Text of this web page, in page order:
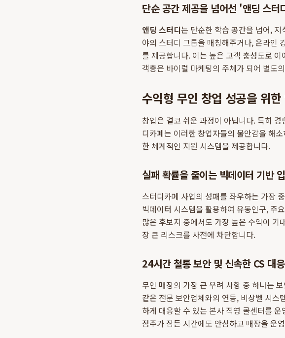
단순 공간 제공을 넘어선 '앤딩 스터
앤딩 스터디는 단순한 학습 공간을 넘어,
야의 스터디 그룹을 매칭해주거나, 온라인
를 제공합니다. 이는 높은 고객 충성도로
객층은 바이럴 마케팅의 주체가 되어 별도
수익형 무인 창업 성공을 위
창업은 결코 쉬운 과정이 아닙니다. 특히
디카페는 이러한 창업자들의 불안감을 해
한 체계적인 지원 시스템을 제공합니다.
실패 확률을 줄이는 빅데이터 기반
스터디카페 사업의 성패를 좌우하는 가장
빅데이터 시스템을 활용하여 유동인구, 주
많은 후보지 중에서도 가장 높은 수익이
장 큰 리스크를 사전에 차단합니다.
24시간 철통 보안 및 신속한 CS 대
무인 매장의 가장 큰 우려 사항 중 하나는
같은 전문 보안업체와의 연동, 비상벨 시
하게 대응할 수 있는 본사 직영 콜센터를
점주가 잠든 시간에도 안심하고 매장을 운